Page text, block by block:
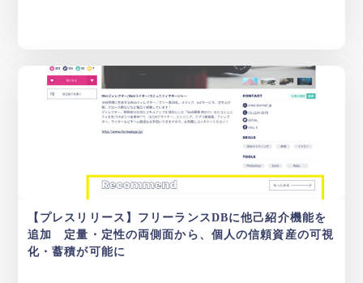
【プレスリリース】フリーランスDBに他己紹介機能を
追加 定量・定性の両側面から、個人の信頼資産の可視
化・蓄積が可能に